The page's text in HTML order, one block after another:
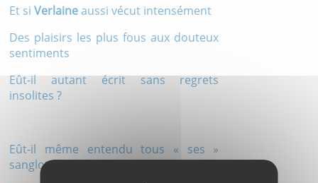
Et siVerlaineaussi vécut intensément
Des plaisirs les plus fous aux douteux
sentiments
Eût-il autant écrit sans regrets
insolites ?
Eût-il même entendu tous « ses »
sanglots si longs